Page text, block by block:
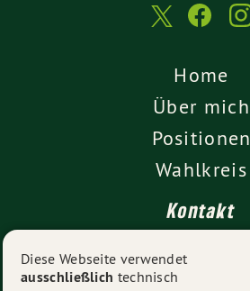
Home
Über mich
Positionen
Wahlkreis
Kontakt
Impressum
Diese Webseite verwendet
ausschließlich technisch